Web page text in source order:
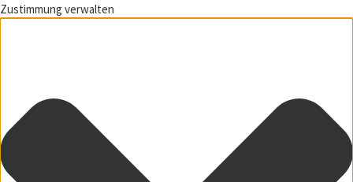
Zustimmung verwalten
Zum Inhalt springen